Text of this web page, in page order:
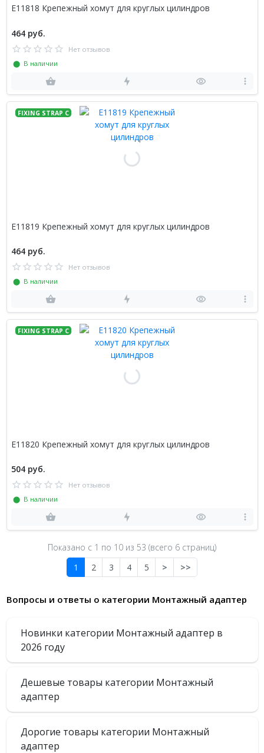
E11818 Крепежный хомут для круглых цилиндров
464 руб.
Нет отзывов
⬤ В наличии
FIXING STRAP C
E11819 Крепежный хомут для круглых цилиндров
464 руб.
Нет отзывов
⬤ В наличии
FIXING STRAP C
E11820 Крепежный хомут для круглых цилиндров
504 руб.
Нет отзывов
⬤ В наличии
Показано с 1 по 10 из 53 (всего 6 страниц)
1
2 3 4 5 > >>
Вопросы и ответы о категории Монтажный адаптер
Новинки категории Монтажный адаптер в
2026 году
Дешевые товары категории Монтажный
адаптер
Дорогие товары категории Монтажный
адаптер